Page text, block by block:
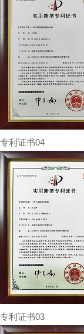
专利证书04
专利证书03